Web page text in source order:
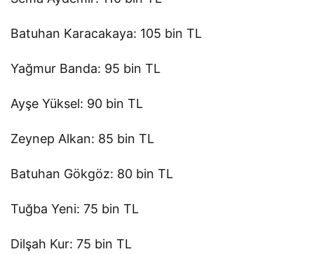
Batuhan Karacakaya: 105 bin TL
Yağmur Banda: 95 bin TL
Ayşe Yüksel: 90 bin TL
Zeynep Alkan: 85 bin TL
Batuhan Gökgöz: 80 bin TL
Tuğba Yeni: 75 bin TL
Dilşah Kur: 75 bin TL